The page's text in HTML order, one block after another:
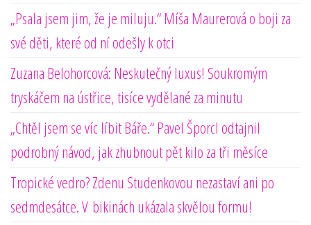
„Psala jsem jim, že je miluju.“ Míša Maurerová o boji za
své děti, které od ní odešly k otci
Zuzana Belohorcová: Neskutečný luxus! Soukromým
tryskáčem na ústřice, tisíce vydělané za minutu
„Chtěl jsem se víc líbit Báře.“ Pavel Šporcl odtajnil
podrobný návod, jak zhubnout pět kilo za tři měsíce
Tropické vedro? Zdenu Studenkovou nezastaví ani po
sedmdesátce. V bikinách ukázala skvělou formu!